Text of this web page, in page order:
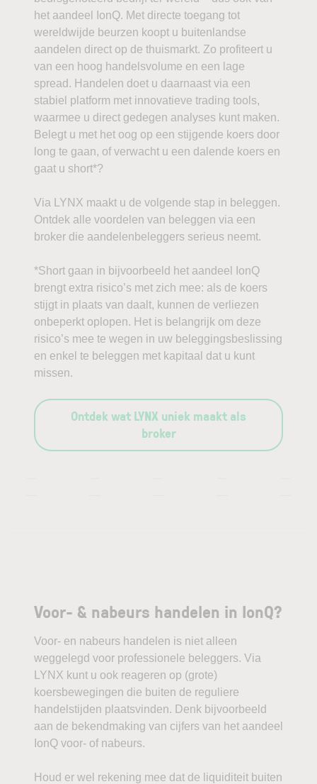
het aandeel IonQ. Met directe toegang tot
wereldwijde beurzen koopt u buitenlandse
aandelen direct op de thuismarkt. Zo profiteert u
van een hoog handelsvolume en een lage
spread. Handelen doet u daarnaast via een
stabiel platform met innovatieve trading tools,
waarmee u direct gedegen analyses kunt maken.
Belegt u met het oog op een stijgende koers door
long te gaan, of verwacht u een dalende koers en
gaat u short*?
Via LYNX maakt u de volgende stap in beleggen.
Ontdek alle voordelen van beleggen via een
broker die aandelenbeleggers serieus neemt.
*Short gaan in bijvoorbeeld het aandeel IonQ
brengt extra risico’s met zich mee: als de koers
stijgt in plaats van daalt, kunnen de verliezen
onbeperkt oplopen. Het is belangrijk om deze
risico’s mee te wegen in uw beleggingsbeslissing
en enkel te beleggen met kapitaal dat u kunt
missen.
Ontdek wat LYNX uniek maakt als
broker
Voor- & nabeurs handelen in IonQ?
Voor- en nabeurs handelen is niet alleen
weggelegd voor professionele beleggers. Via
LYNX kunt u ook reageren op (grote)
koersbewegingen die buiten de reguliere
handelstijden plaatsvinden. Denk bijvoorbeeld
aan de bekendmaking van cijfers van het aandeel
IonQ voor- of nabeurs.
Houd er wel rekening mee dat de liquiditeit buiten